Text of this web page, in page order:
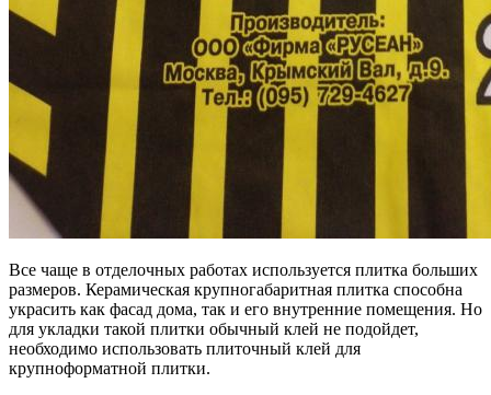
Все чаще в отделочных работах используется плитка больших
размеров. Керамическая крупногабаритная плитка способна
украсить как фасад дома, так и его внутренние помещения. Но
для укладки такой плитки обычный клей не подойдет,
необходимо использовать плиточный клей для
крупноформатной плитки.